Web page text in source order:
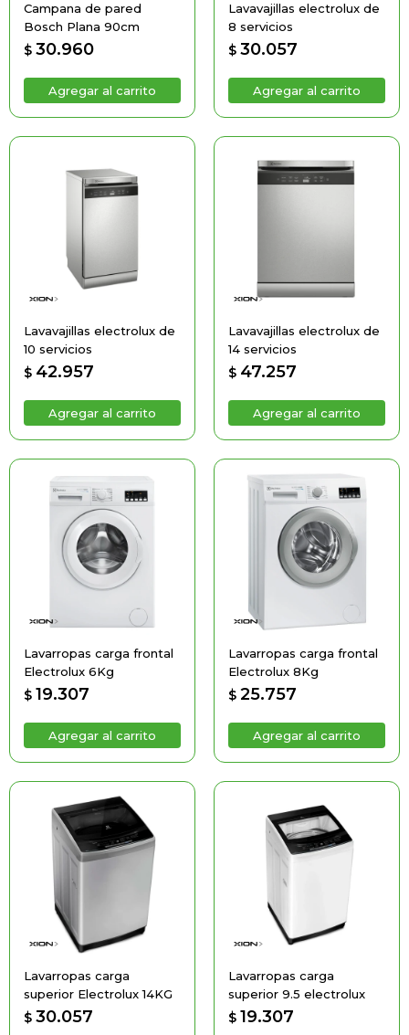
Campana de pared
Bosch Plana 90cm
$ 30.960
Lavavajillas electrolux de
8 servicios
$ 30.057
Lavavajillas electrolux de
10 servicios
$ 42.957
Lavavajillas electrolux de
14 servicios
$ 47.257
Lavarropas carga frontal
Electrolux 6Kg
$ 19.307
Lavarropas carga frontal
Electrolux 8Kg
$ 25.757
Lavarropas carga
superior Electrolux 14KG
$ 30.057
Lavarropas carga
superior 9.5 electrolux
$ 19.307